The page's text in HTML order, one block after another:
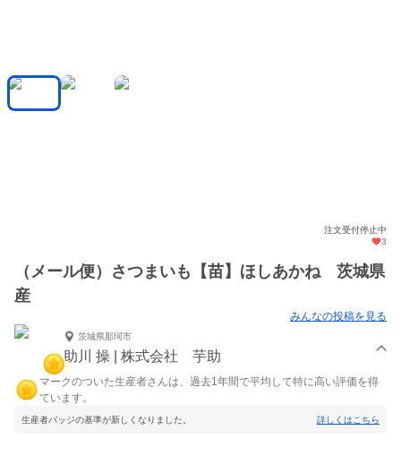
注文受付停止中
3
（メール便）さつまいも【苗】ほしあかね 茨城県
産
みんなの投稿を見る
茨城県那珂市
助川 操 | 株式会社 芋助
マークのついた生産者さんは、過去1年間で平均して特に高い評価を得
ています。
生産者バッジの基準が新しくなりました。 詳しくはこちら